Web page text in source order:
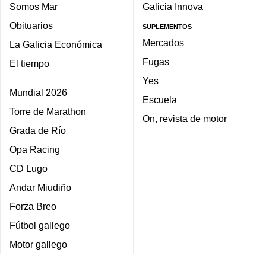
Somos Mar
Obituarios
La Galicia Económica
El tiempo
Mundial 2026
Torre de Marathon
Grada de Río
Opa Racing
CD Lugo
Andar Miudiño
Forza Breo
Fútbol gallego
Motor gallego
Galicia Innova
SUPLEMENTOS
Mercados
Fugas
Yes
Escuela
On, revista de motor